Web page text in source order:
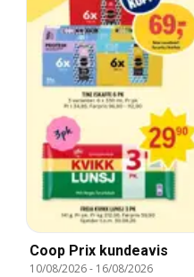
Coop Prix kundeavis
10/08/2026- 16/08/2026